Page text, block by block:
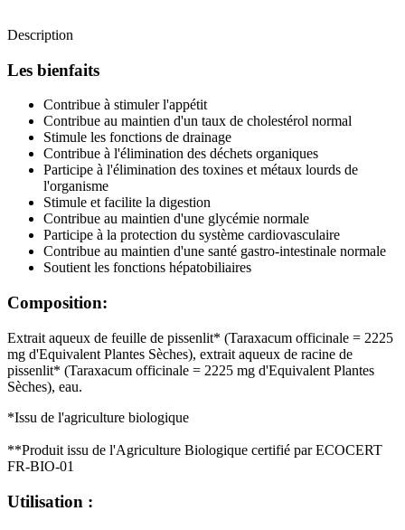
Description
Les bienfaits
Contribue à stimuler l'appétit
Contribue au maintien d'un taux de cholestérol normal
Stimule les fonctions de drainage
Contribue à l'élimination des déchets organiques
Participe à l'élimination des toxines et métaux lourds de
l'organisme
Stimule et facilite la digestion
Contribue au maintien d'une glycémie normale
Participe à la protection du système cardiovasculaire
Contribue au maintien d'une santé gastro-intestinale normale
Soutient les fonctions hépatobiliaires
Composition:
Extrait aqueux de feuille de pissenlit* (Taraxacum officinale = 2225
mg d'Equivalent Plantes Sèches), extrait aqueux de racine de
pissenlit* (Taraxacum officinale = 2225 mg d'Equivalent Plantes
Sèches), eau.
*Issu de l'agriculture biologique
**Produit issu de l'Agriculture Biologique certifié par ECOCERT
FR-BIO-01
Utilisation :